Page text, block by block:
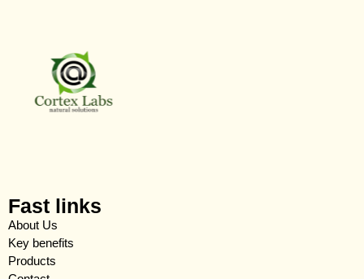
Fast links
About Us
Key benefits
Products